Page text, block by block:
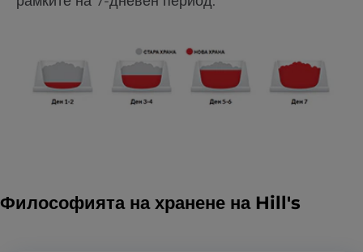
Философията на хранене на Hill's